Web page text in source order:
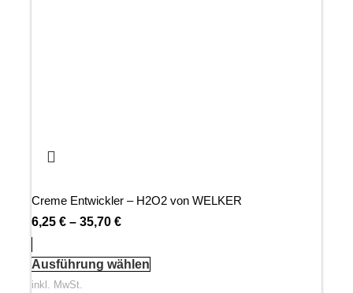
Creme Entwickler – H2O2 von WELKER
6,25 € – 35,70 €
Ausführung wählen
inkl. MwSt.